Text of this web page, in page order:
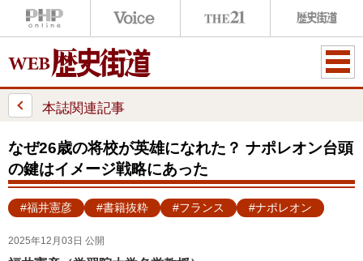
ME
本誌関連記事
なぜ26歳の将校が英雄になれた？ ナポレオン台頭
の鍵はイメージ戦略にあった
#福井憲彦 #書籍抜粋 #フランス #ナポレオン
2025年12月03日 公開